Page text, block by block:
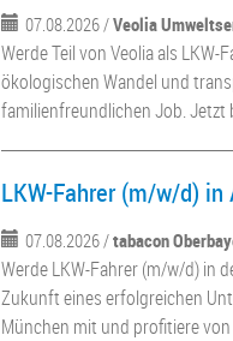
07.08.2026 /Veolia
Werde Teil von Veolia als
ökologischen Wandel und
familienfreundlichen Job. Jetzt
LKW-Fahrer (m/w/d)
07.08.2026 /tabacon
Werde LKW-Fahrer (m/w/d) in
Zukunft eines erfolgreichen
München mit und profitiere